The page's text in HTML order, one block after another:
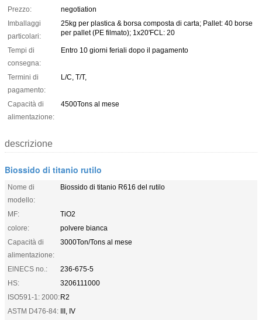
Prezzo:
negotiation
Imballaggi
particolari:
25kg per plastica & borsa composta di carta; Pallet: 40 borse
per pallet (PE filmato); 1x20'FCL: 20
Tempi di
consegna:
Entro 10 giorni feriali dopo il pagamento
Termini di
pagamento:
L/C, T/T,
Capacità di
alimentazione:
4500Tons al mese
descrizione
Biossido di titanio rutilo
Nome di
modello:
Biossido di titanio R616 del rutilo
MF:
TiO2
colore:
polvere bianca
Capacità di
alimentazione:
3000Ton/Tons al mese
ElNECS no.:
236-675-5
HS:
3206111000
ISO591-1: 2000:R2
ASTM D476-84: III, IV